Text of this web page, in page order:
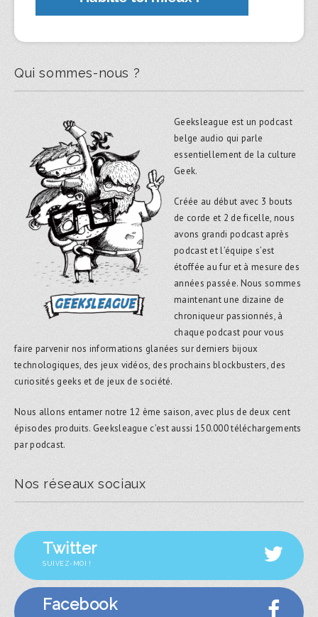
Qui sommes-nous ?
Geeksleague est un podcast
belge audio qui parle
essentiellement de la culture
Geek.
Créée au début avec 3 bouts
de corde et 2 de ficelle, nous
avons grandi podcast après
podcast et l’équipe s’est
étoffée au fur et à mesure des
années passée. Nous sommes
maintenant une dizaine de
chroniqueur passionnés, à
chaque podcast pour vous
faire parvenir nos informations glanées sur derniers bijoux
technologiques, des jeux vidéos, des prochains blockbusters, des
curiosités geeks et de jeux de société.
Nous allons entamer notre 12 ème saison, avec plus de deux cent
épisodes produits. Geeksleague c’est aussi 150.000 téléchargements
par podcast.
Nos réseaux sociaux
Twitter
SUIVEZ-MOI !
Facebook